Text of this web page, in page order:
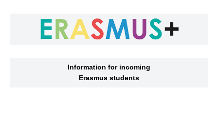
Information for incoming
Erasmus students